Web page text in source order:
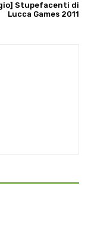
Stupeface​nti di
Lucca Games 2011